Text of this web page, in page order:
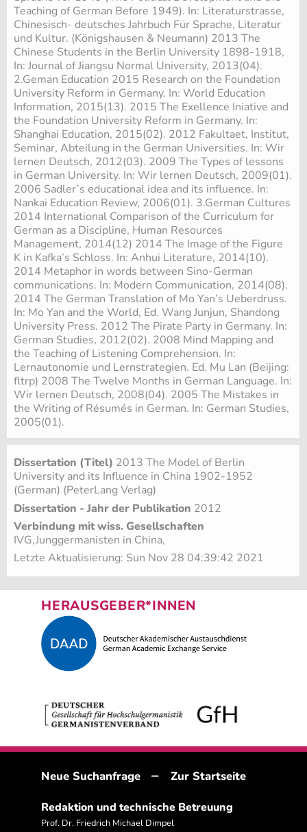
Teaching of German Before 1949). In: Literaturstrasse,
Chinesisch- deutsches Jahrbuch Für Sprache, Literatur
und Kultur. (Königshausen & Neumann) 2013 The
Chinese Students in the Berlin University 1898-1918,
In: Journal of Jiangsu Normal University, 2013(04).
2.Geman Education 2015 Research on the Foundation
University Reform in Germany. In: World Education
Information, 2015(13). 2015 The Exellence Iniative and
the Foundation University Reform in Germany. In:
Shanghai Education, 2015(02). 2012 Fakultaet, Institut,
Seminar, Abteilung in the German Universities. In: Wir
lernen Deutsch, 2012(03). 2009 The Types of lessons
in German University. In: Wir lernen Deutsch, 2009(01).
2006 Sadler’s educational idea and its influence. In:
Nankai Education Review, 2006(01). 3.German Cultures
2014 International Comparison of the Curriculum for
German as a Discipline, Human Resources
Management, 2014(12) 2014 The Image of the Figure
K in Kafka’s Schloss. In: Anhui Literature, 2014(10).
2014 Metaphor in words between Sino-German
communications. In: Modern Communication, 2014(08).
2014 The German Translation of Mo Yan’s Ueberdruss.
In: Mo Yan and the World, Ed. Wang Junjun, Shandong
University Press. 2012 The Pirate Party in Germany. In:
German Studies, 2012(02). 2008 Mind Mapping and
the Teaching of Listening Comprehension. In:
Lernautonomie und Lernstrategien. Ed. Mu Lan (Beijing:
fltrp) 2008 The Twelve Months in German Language. In:
Wir lernen Deutsch, 2008(04). 2005 The Mistakes in
the Writing of Résumés in German. In: German Studies,
2005(01).
Dissertation (Titel) 2013 The Model of Berlin
University and its Influence in China 1902-1952
(German) (PeterLang Verlag)
Dissertation - Jahr der Publikation 2012
Verbindung mit wiss. Gesellschaften
IVG,Junggermanisten in China,
Letzte Aktualisierung: Sun Nov 28 04:39:42 2021
HERAUSGEBER*INNEN
Neue Suchanfrage – Zur Startseite
Redaktion und technische Betreuung
Prof. Dr. Friedrich Michael Dimpel